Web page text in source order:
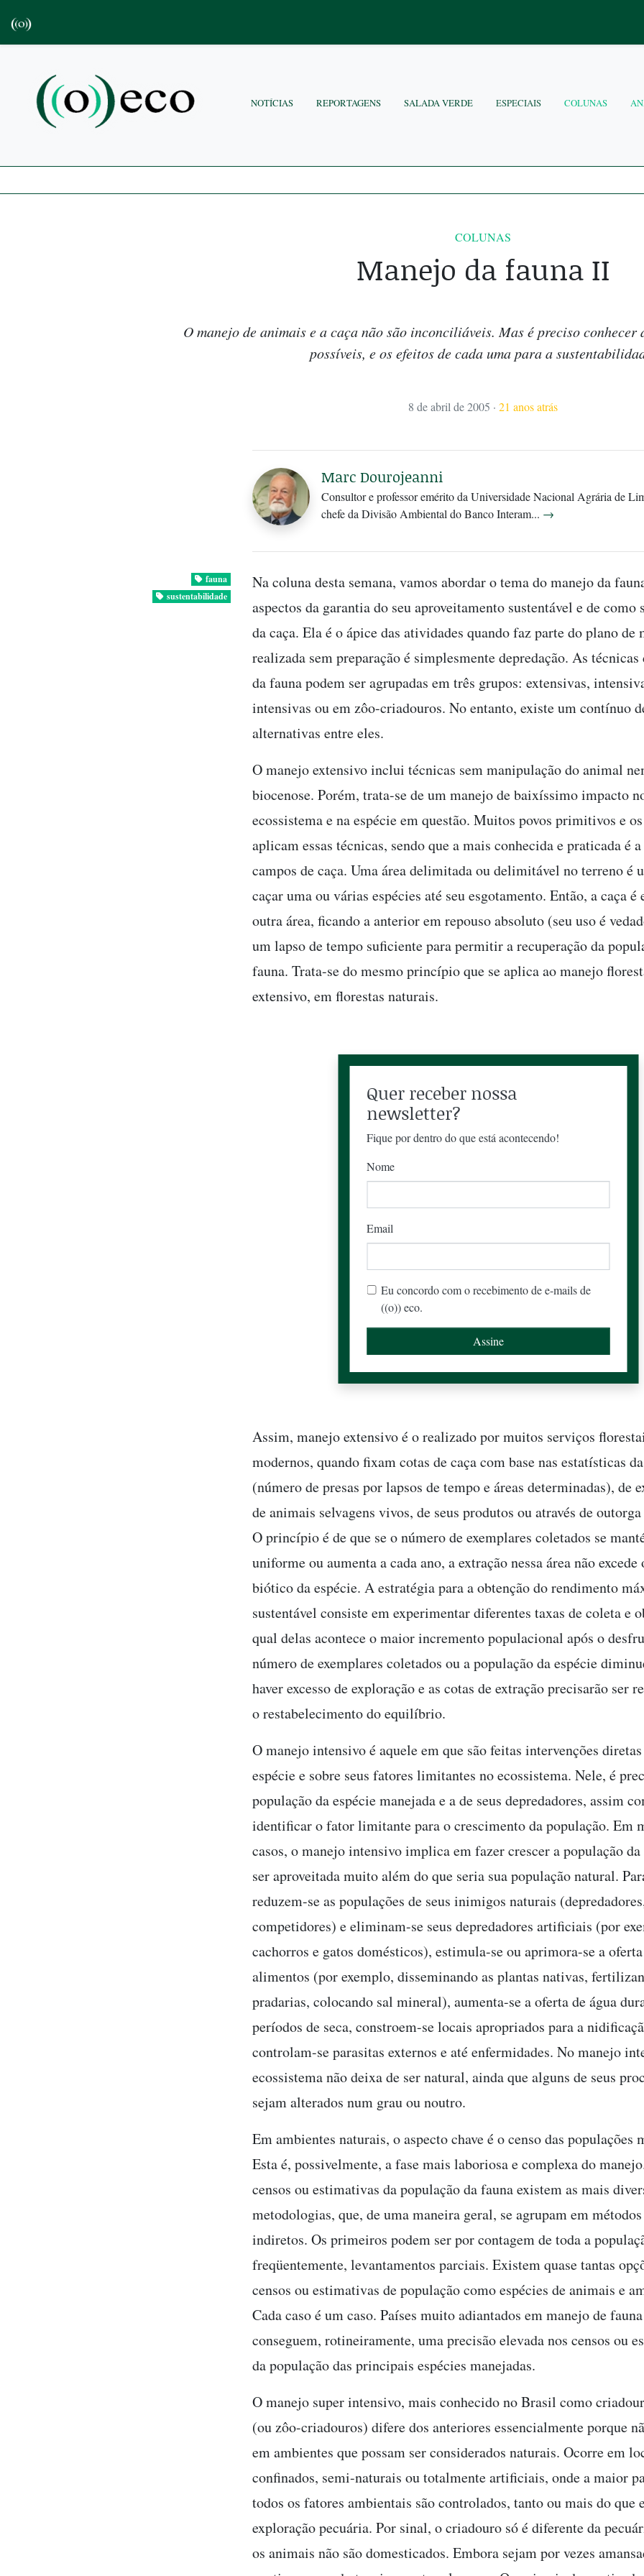
NOTÍCIAS REPORTAGENS SALADA VERDE ESPECIAIS COLUNAS
COLUNAS
Manejo da fauna II
O manejo de animais e a caça não são inconciliáveis. Mas é preciso conhecer
possíveis, e os efeitos de cada uma para a
8 de abril de 2005 · 21 anos atrás
Marc Dourojeanni
Consultor e professor emérito da Universidade Nacional Agrária de
chefe da Divisão Ambiental do Banco Interam... →
fauna
sustentabilidade
Na coluna desta semana, vamos abordar o tema do manejo da
aspectos da garantia do seu aproveitamento sustentável e de como
da caça. Ela é o ápice das atividades quando faz parte do plano de
realizada sem preparação é simplesmente depredação. As
da fauna podem ser agrupadas em três grupos: extensivas,
intensivas ou em zôo-criadouros. No entanto, existe um contínuo
alternativas entre eles.
O manejo extensivo inclui técnicas sem manipulação do animal
biocenose. Porém, trata-se de um manejo de baixíssimo impacto
ecossistema e na espécie em questão. Muitos povos primitivos e
aplicam essas técnicas, sendo que a mais conhecida e praticada é
campos de caça. Uma área delimitada ou delimitável no terreno é
caçar uma ou várias espécies até seu esgotamento. Então, a caça é
outra área, ficando a anterior em repouso absoluto (seu uso é
um lapso de tempo suficiente para permitir a recuperação da
fauna. Trata-se do mesmo princípio que se aplica ao manejo
extensivo, em florestas naturais.
Quer receber nossa
newsletter?
Fique por dentro do que está acontecendo!
Nome
Email
Eu concordo com o recebimento de e-mails de
((o)) eco.
Assim, manejo extensivo é o realizado por muitos serviços
modernos, quando fixam cotas de caça com base nas estatísticas
(número de presas por lapsos de tempo e áreas determinadas), de
de animais selvagens vivos, de seus produtos ou através de
O princípio é de que se o número de exemplares coletados se
uniforme ou aumenta a cada ano, a extração nessa área não
biótico da espécie. A estratégia para a obtenção do rendimento
sustentável consiste em experimentar diferentes taxas de coleta e
qual delas acontece o maior incremento populacional após o
número de exemplares coletados ou a população da espécie
haver excesso de exploração e as cotas de extração precisarão ser
o restabelecimento do equilíbrio.
O manejo intensivo é aquele em que são feitas intervenções
espécie e sobre seus fatores limitantes no ecossistema. Nele, é
população da espécie manejada e a de seus depredadores, assim
identificar o fator limitante para o crescimento da população. Em
casos, o manejo intensivo implica em fazer crescer a população da
ser aproveitada muito além do que seria sua população natural.
reduzem-se as populações de seus inimigos naturais
competidores) e eliminam-se seus depredadores artificiais (por
cachorros e gatos domésticos), estimula-se ou aprimora-se a
alimentos (por exemplo, disseminando as plantas nativas,
pradarias, colocando sal mineral), aumenta-se a oferta de água
períodos de seca, constroem-se locais apropriados para a
controlam-se parasitas externos e até enfermidades. No manejo
ecossistema não deixa de ser natural, ainda que alguns de seus
sejam alterados num grau ou noutro.
Em ambientes naturais, o aspecto chave é o censo das populações
Esta é, possivelmente, a fase mais laboriosa e complexa do
censos ou estimativas da população da fauna existem as mais
metodologias, que, de uma maneira geral, se agrupam em
indiretos. Os primeiros podem ser por contagem de toda a
freqüentemente, levantamentos parciais. Existem quase tantas
censos ou estimativas de população como espécies de animais e
Cada caso é um caso. Países muito adiantados em manejo de fauna
conseguem, rotineiramente, uma precisão elevada nos censos ou
da população das principais espécies manejadas.
O manejo super intensivo, mais conhecido no Brasil como
(ou zôo-criadouros) difere dos anteriores essencialmente porque
em ambientes que possam ser considerados naturais. Ocorre em
confinados, semi-naturais ou totalmente artificiais, onde a maior
todos os fatores ambientais são controlados, tanto ou mais do que
exploração pecuária. Por sinal, o criadouro só é diferente da
os animais não são domesticados. Embora sejam por vezes